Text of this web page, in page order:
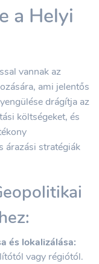
a Helyi
vannak az
ami jelentős
drágítja az
költségeket, és
árazási stratégiák
és lokalizálása:
vagy régiótól.